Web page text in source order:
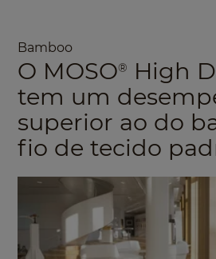
Bamboo
O MOSO® High
tem um
superior ao do
fio de tecido